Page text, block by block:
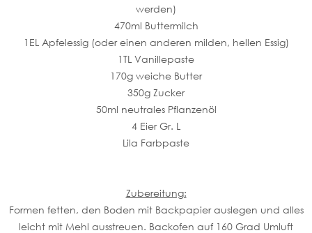
werden)
470ml Buttermilch
1EL Apfelessig (oder einen anderen milden, hellen Essig)
1TL Vanillepaste
170g weiche Butter
350g Zucker
50ml neutrales Pflanzenöl
4 Eier Gr. L
Lila Farbpaste
Zubereitung:
Formen fetten, den Boden mit Backpapier auslegen und alles
leicht mit Mehl ausstreuen. Backofen auf 160 Grad Umluft